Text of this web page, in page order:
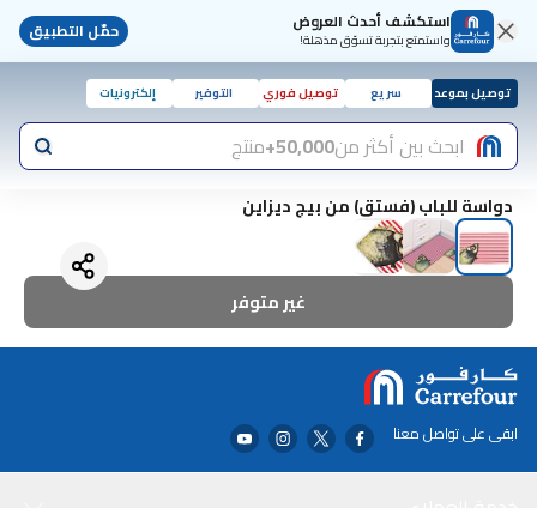
استكشف أحدث العروض
واستمتع بتجربة تسوّق مذهلة! حمّل التطبيق
توصيل بموعد سريع توصيل فوري التوفير إلكترونيات
ابحث بين أكثر من50,000+ منتج
دواسة للباب (فستق) من بيج ديزاين
غير متوفر
ابقى على تواصل معنا